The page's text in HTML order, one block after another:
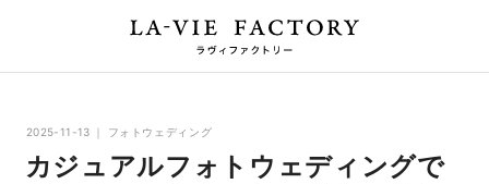
2025-11-13 フォトウェディング
カジュアルフォトウェディングで